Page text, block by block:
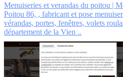
Menuiseries et verandas du poitou |
Poitou 86, , fabricant et pose
vérandas, portes, fenêtres, volets
département de la Vien ..